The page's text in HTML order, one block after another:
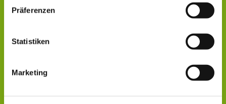
Präferenzen
Statistiken
Marketing